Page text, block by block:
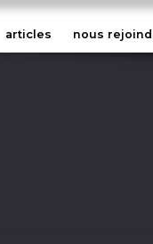
articles nous